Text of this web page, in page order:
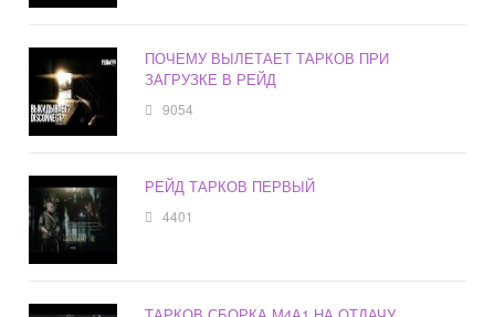
ПОЧЕМУ ВЫЛЕТАЕТ ТАРКОВ ПРИ
ЗАГРУЗКЕ В РЕЙД
9054
РЕЙД ТАРКОВ ПЕРВЫЙ
4401